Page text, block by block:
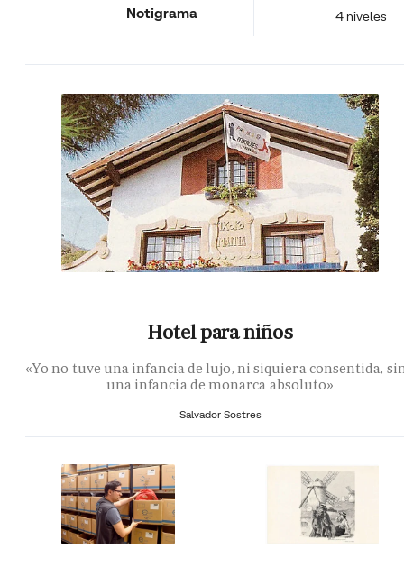
Notigrama 4 niveles
Hotel para niños
«Yo no tuve una infancia de lujo, ni siquiera consentida,
una infancia de monarca absoluto»
Salvador Sostres